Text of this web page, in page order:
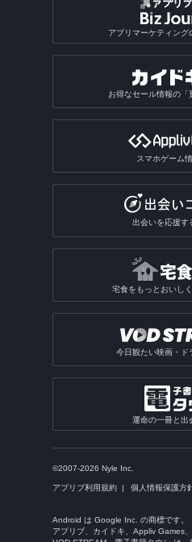
アプリマーケティング
お得なセール情報の「
スマホゲーム
出会いを応援す
宅食をもっとおいし
今日観たい映画・ド
運命の一冊と出
©2007-2026 Nyle Inc.
アプリブ利用規約 個人情報保護方
Android は Google Inc. の商標です。
アプリブ、カイドキ、Appliv Games